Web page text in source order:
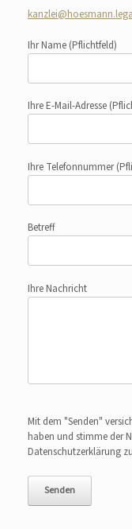
Ihr Name (Pflichtfeld)
Ihre E-Mail-Adresse
Ihre Telefonnummer
Betreff
Ihre Nachricht
Mit dem "Senden"
haben und stimme der
Datenschutzerklärung